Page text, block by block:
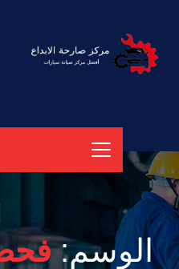
الوسم: